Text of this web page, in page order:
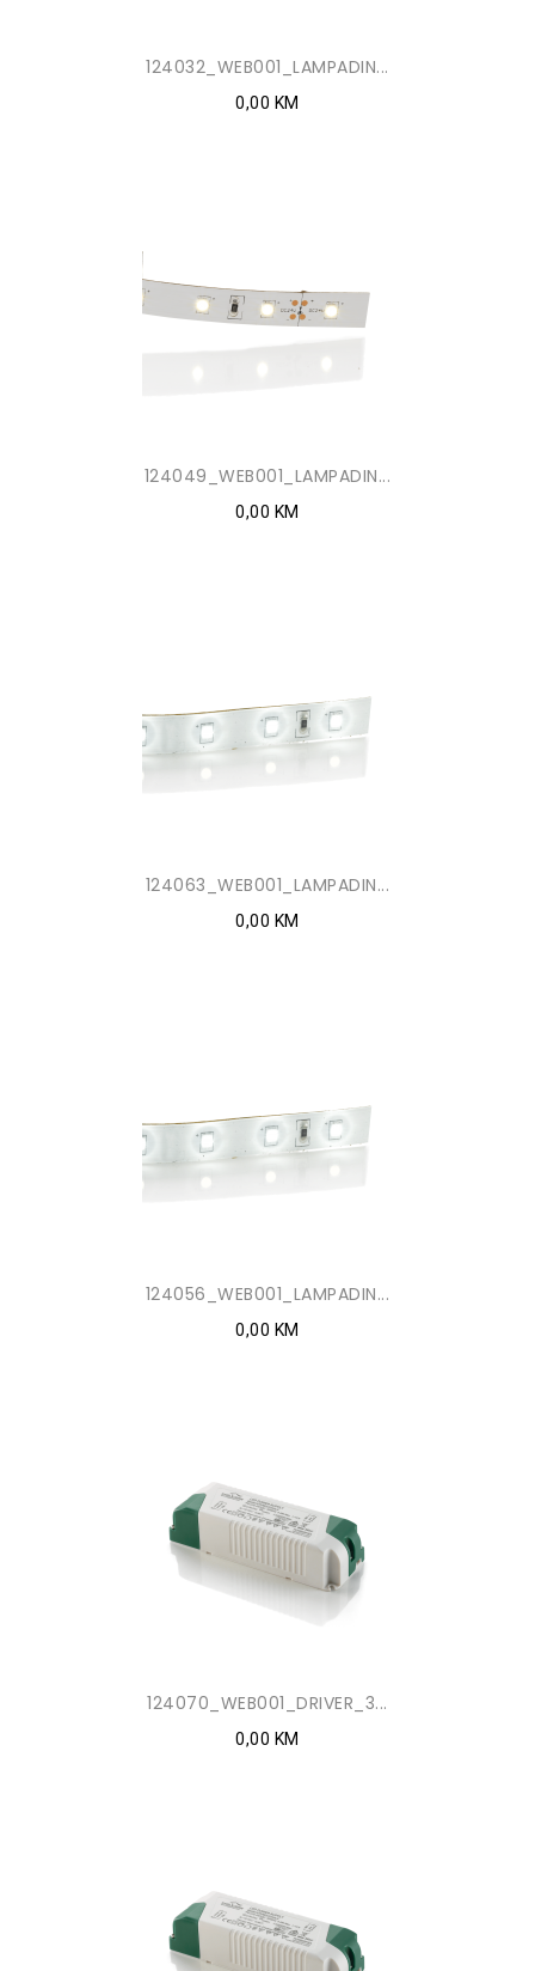
124032_WEB001_LAMPADIN...
0,00 KM
124049_WEB001_LAMPADIN...
0,00 KM
124063_WEB001_LAMPADIN...
0,00 KM
124056_WEB001_LAMPADIN...
0,00 KM
124070_WEB001_DRIVER_3...
0,00 KM